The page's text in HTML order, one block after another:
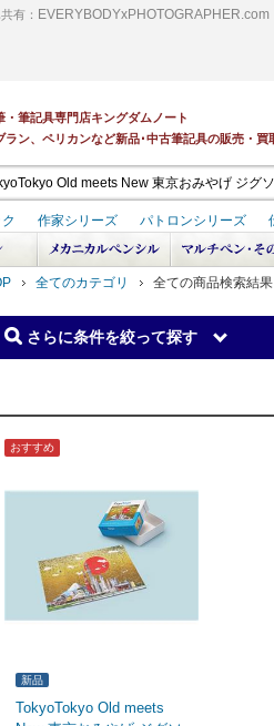
有： EVERYBODYxPHOTOGRAPHER.com
全てのカテゴリ 全ての商品検索結果
さらに条件を絞って探す
新品
おすすめ
TokyoTokyo Old meets